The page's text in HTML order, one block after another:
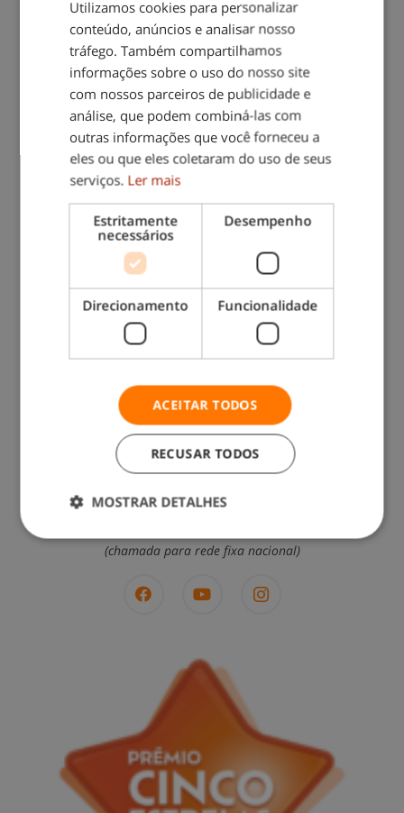
Também lhe pode interessar:
Dicas para evitar que as suas unhas se
Contacte-nos: 217 571 560
(chamada para rede fixa nacional)
Utilizamos cookies para personalizar
conteúdo, anúncios e analisar nosso
tráfego. Também compartilhamos
informações sobre o uso do nosso site
com nossos parceiros de publicidade e
análise, que podem combiná-las com
outras informações que você forneceu a
eles ou que eles coletaram do uso de seus
serviços. Ler mais
Estritamente
necessários
Desempenho
Direcionamento Funcionalidade
ACEITAR TODOS
RECUSAR TODOS
MOSTRAR DETALHES